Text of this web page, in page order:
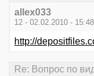
allex033
12 - 02.02.2010 - 15:48
http://
Re: Вопрос по